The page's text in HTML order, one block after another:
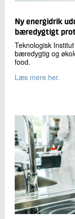
Ny energidrik
bæredygtigt
Teknologisk
bæredygtig og
food.
Læs mere her.